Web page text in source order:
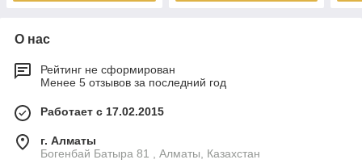
О нас
Рейтинг не сформирован
Менее 5 отзывов за последний год
Работает с 17.02.2015
г. Алматы
Богенбай Батыра 81 , Алматы, Казахстан